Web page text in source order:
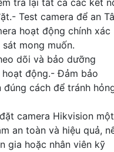
tra lại tất cả các kết
Test camera để an
hoạt động chính xác
mong muốn.
dõi và bảo dưỡng
động.- Đảm bảo
cách để tránh
camera Hikvision một
an toàn và hiệu quả,
gia hoặc nhân viên kỹ